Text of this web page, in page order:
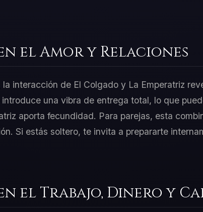
el Amor y Relaciones
interacción de El Colgado y La Emperatriz
una vibra de entrega total, lo que
aporta fecundidad. Para parejas, esta
Si estás soltero, te invita a prepararte
el Trabajo, Dinero y